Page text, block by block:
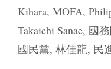
Kihara, MOFA,
Takaichi Sanae, 國
國民黨, 林佳龍, 民